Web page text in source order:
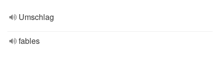
Umschlag
fables